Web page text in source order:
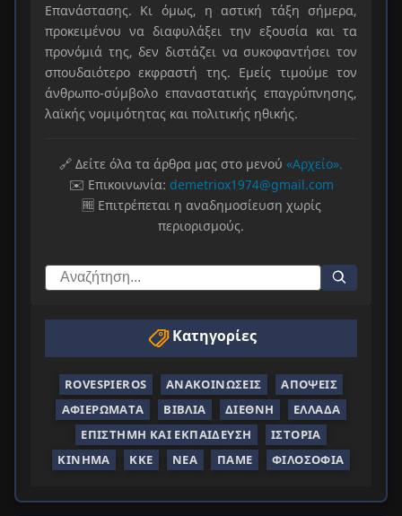
Επανάστασης. Κι όμως, η αστική τάξη σήμερα,
προκειμένου να διαφυλάξει την εξουσία και τα
προνόμιά της, δεν διστάζει να συκοφαντήσει τον
σπουδαιότερο εκφραστή της. Εμείς τιμούμε τον
άνθρωπο-σύμβολο επαναστατικής επαγρύπνησης,
λαϊκής νομιμότητας και πολιτικής ηθικής.
🔗 Δείτε όλα τα άρθρα μας στο μενού «Αρχείο».
✉️ Επικοινωνία: demetriox1974@gmail.com
🆓 Επιτρέπεται η αναδημοσίευση χωρίς
περιορισμούς.
Κατηγορίες
ROVESPIEROS ΑΝΑΚΟΙΝΏΣΕΙΣ
ΑΠΌΨΕΙΣ
ΑΦΙΕΡΏΜΑΤΑ
ΒΙΒΛΊΑ ΔΙΕΘΝΉ
ΕΛΛΆΔΑ
ΕΠΙΣΤΉΜΗ ΚΑΙ ΕΚΠΑΊΔΕΥΣΗ
ΙΣΤΟΡΊΑ
ΚΊΝΗΜΑ
ΚΚΕ ΝΈΑ ΠΑΜΕ ΦΙΛΟΣΟΦΊΑ